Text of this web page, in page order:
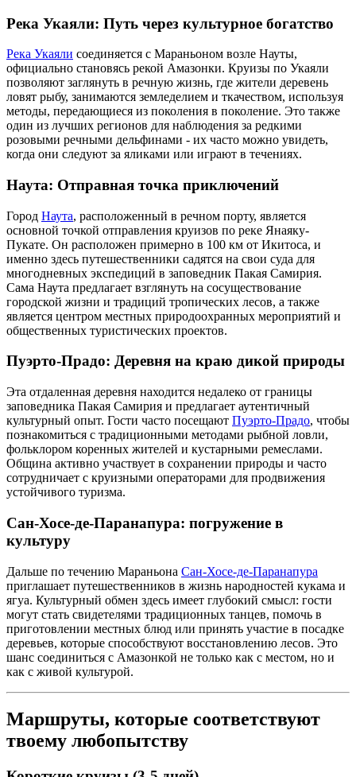
Река Укаяли: Путь через культурное богатство
Река Укаяли соединяется с Мараньоном возле Науты,
официально становясь рекой Амазонки. Круизы по Укаяли
позволяют заглянуть в речную жизнь, где жители деревень
ловят рыбу, занимаются земледелием и ткачеством, используя
методы, передающиеся из поколения в поколение. Это также
один из лучших регионов для наблюдения за редкими
розовыми речными дельфинами - их часто можно увидеть,
когда они следуют за яликами или играют в течениях.
Наута: Отправная точка приключений
Город Наута, расположенный в речном порту, является
основной точкой отправления круизов по реке Янаяку-
Пукате. Он расположен примерно в 100 км от Икитоса, и
именно здесь путешественники садятся на свои суда для
многодневных экспедиций в заповедник Пакая Самирия.
Сама Наута предлагает взглянуть на сосуществование
городской жизни и традиций тропических лесов, а также
является центром местных природоохранных мероприятий и
общественных туристических проектов.
Пуэрто-Прадо: Деревня на краю дикой природы
Эта отдаленная деревня находится недалеко от границы
заповедника Пакая Самирия и предлагает аутентичный
культурный опыт. Гости часто посещают Пуэрто-Прадо, чтобы
познакомиться с традиционными методами рыбной ловли,
фольклором коренных жителей и кустарными ремеслами.
Община активно участвует в сохранении природы и часто
сотрудничает с круизными операторами для продвижения
устойчивого туризма.
Сан-Хосе-де-Паранапура: погружение в
культуру
Дальше по течению Мараньона Сан-Хосе-де-Паранапура
приглашает путешественников в жизнь народностей кукама и
ягуа. Культурный обмен здесь имеет глубокий смысл: гости
могут стать свидетелями традиционных танцев, помочь в
приготовлении местных блюд или принять участие в посадке
деревьев, которые способствуют восстановлению лесов. Это
шанс соединиться с Амазонкой не только как с местом, но и
как с живой культурой.
Маршруты, которые соответствуют
твоему любопытству